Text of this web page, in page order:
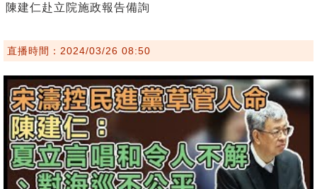
陳建仁赴立院施政報告備詢
直播時間：2024/03/26 08:50